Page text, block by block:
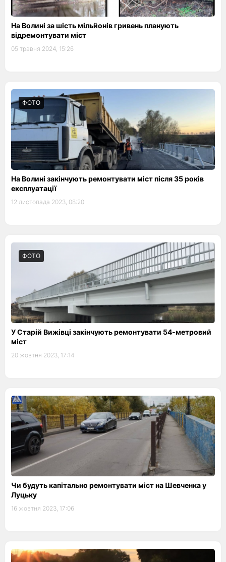
На Волині за шість мільйонів гривень планують
відремонтувати міст
05 травня 2024, 15:26
ФОТО
На Волині закінчують ремонтувати міст після 35 років
експлуатації
12 листопада 2023, 08:20
ФОТО
У Старій Вижівці закінчують ремонтувати 54-метровий
міст
20 жовтня 2023, 17:14
Чи будуть капітально ремонтувати міст на Шевченка у
Луцьку
16 жовтня 2023, 17:06